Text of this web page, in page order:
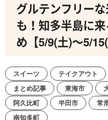
グルテンフリー
も！知多半島に
め【5/9(土)～5/15(
スイーツ テイクアウト
まとめ記事
東海市
阿久比町
半田市 常
南知多町